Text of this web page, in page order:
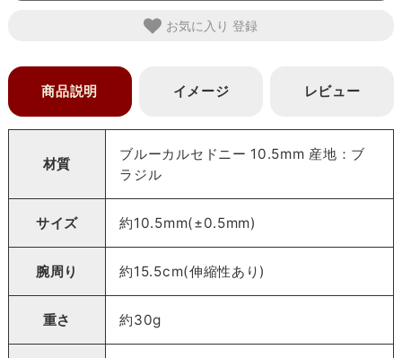
お気に入り
商品説明 イメージ レビュー
材質
ブルーカルセドニー 10.5mm 産地：ブ
ラジル
サイズ 約10.5mm(±0.5mm)
腕周り 約15.5cm(伸縮性あり)
重さ 約30g